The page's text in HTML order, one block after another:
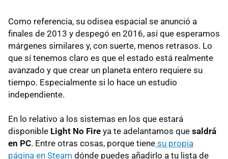
Como referencia, su odisea espacial se anunció a
finales de 2013 y despegó en 2016, así que esperamos
márgenes similares y, con suerte, menos retrasos. Lo
que sí tenemos claro es que el estado está realmente
avanzado y que crear un planeta entero requiere su
tiempo. Especialmente si lo hace un estudio
independiente.
En lo relativo a los sistemas en los que estará
disponible Light No Fire ya te adelantamos que saldrá
en PC. Entre otras cosas, porque tiene su propia
página en Steam dónde puedes añadirlo a tu lista de